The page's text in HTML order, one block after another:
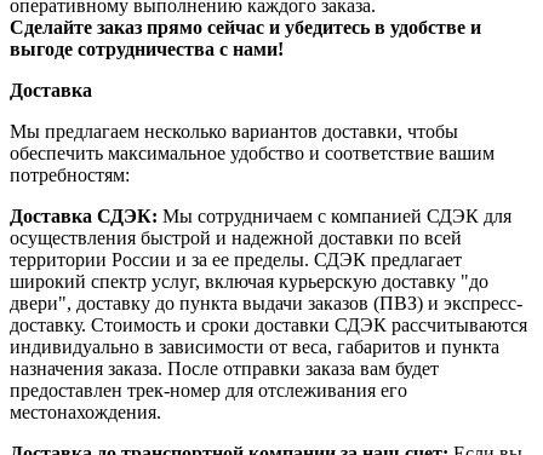
оперативному выполнению каждого заказа.
Сделайте заказ прямо сейчас и убедитесь в удобстве и
выгоде сотрудничества с нами!
Доставка
Мы предлагаем несколько вариантов доставки, чтобы
обеспечить максимальное удобство и соответствие вашим
потребностям:
Доставка СДЭК: Мы сотрудничаем с компанией СДЭК для
осуществления быстрой и надежной доставки по всей
территории России и за ее пределы. СДЭК предлагает
широкий спектр услуг, включая курьерскую доставку "до
двери", доставку до пункта выдачи заказов (ПВЗ) и экспресс-
доставку. Стоимость и сроки доставки СДЭК рассчитываются
индивидуально в зависимости от веса, габаритов и пункта
назначения заказа. После отправки заказа вам будет
предоставлен трек-номер для отслеживания его
местонахождения.